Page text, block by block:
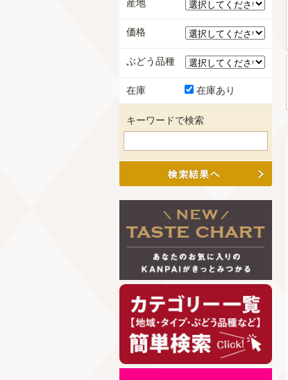
産地
価格
ぶどう品種
在庫 在庫あり
キーワードで検索